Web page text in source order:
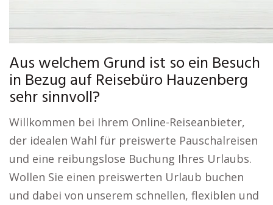
Aus welchem Grund ist so ein Besuch
in Bezug auf Reisebüro Hauzenberg
sehr sinnvoll?
Willkommen bei Ihrem Online-Reiseanbieter,
der idealen Wahl für preiswerte Pauschalreisen
und eine reibungslose Buchung Ihres Urlaubs.
Wollen Sie einen preiswerten Urlaub buchen
und dabei von unserem schnellen, flexiblen und